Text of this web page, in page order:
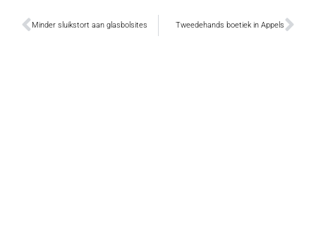
Minder sluikstort aan glasbolsites Tweedehands boetiek in Appels